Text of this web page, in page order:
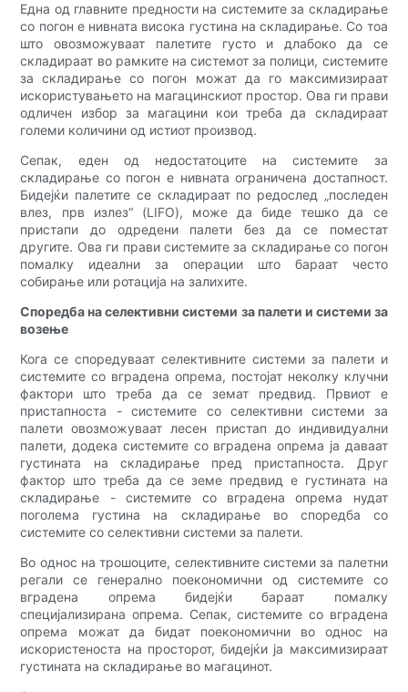
Една од главните предности на системите за складирање
со погон е нивната висока густина на складирање. Со тоа
што овозможуваат палетите густо и длабоко да се
складираат во рамките на системот за полици, системите
за складирање со погон можат да го максимизираат
искористувањето на магацинскиот простор. Ова ги прави
одличен избор за магацини кои треба да складираат
големи количини од истиот производ.
Сепак, еден од недостатоците на системите за
складирање со погон е нивната ограничена достапност.
Бидејќи палетите се складираат по редослед „последен
влез, прв излез“ (LIFO), може да биде тешко да се
пристапи до одредени палети без да се поместат
другите. Ова ги прави системите за складирање со погон
помалку идеални за операции што бараат често
собирање или ротација на залихите.
Споредба на селективни системи за палети и системи за
возење
Кога се споредуваат селективните системи за палети и
системите со вградена опрема, постојат неколку клучни
фактори што треба да се земат предвид. Првиот е
пристапноста - системите со селективни системи за
палети овозможуваат лесен пристап до индивидуални
палети, додека системите со вградена опрема ја даваат
густината на складирање пред пристапноста. Друг
фактор што треба да се земе предвид е густината на
складирање - системите со вградена опрема нудат
поголема густина на складирање во споредба со
системите со селективни системи за палети.
Во однос на трошоците, селективните системи за палетни
регали се генерално поекономични од системите со
вградена опрема бидејќи бараат помалку
специјализирана опрема. Сепак, системите со вградена
опрема можат да бидат поекономични во однос на
искористеноста на просторот, бидејќи ја максимизираат
густината на складирање во магацинот.